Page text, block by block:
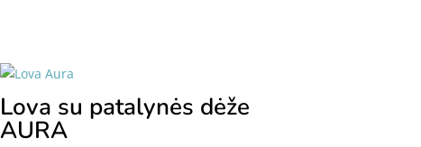
Lova su patalynės dėže
AURA